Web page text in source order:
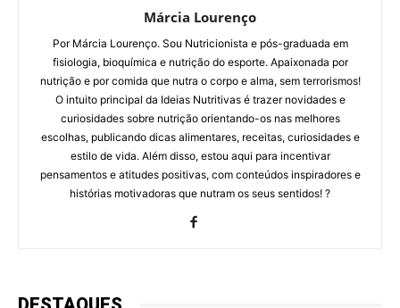
Márcia Lourenço
Por Márcia Lourenço. Sou Nutricionista e pós-graduada em
fisiologia, bioquímica e nutrição do esporte. Apaixonada por
nutrição e por comida que nutra o corpo e alma, sem terrorismos!
O intuito principal da Ideias Nutritivas é trazer novidades e
curiosidades sobre nutrição orientando-os nas melhores
escolhas, publicando dicas alimentares, receitas, curiosidades e
estilo de vida. Além disso, estou aqui para incentivar
pensamentos e atitudes positivas, com conteúdos inspiradores e
histórias motivadoras que nutram os seus sentidos! ?